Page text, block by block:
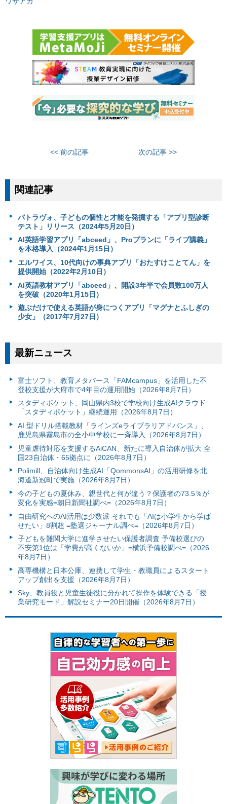
<< 前の記事 次の記事 >>
関連記事
バトラヴォ、子どもの個性と才能を発掘する「アプリ型診断
テスト」リリース（2024年5月20日）
AI英語学習アプリ「abceed」、Proプランに「ライブ講義」
を本格導入（2024年1月15日）
エルワイス、10代向けの事典アプリ「おたすけことてん」を
提供開始（2022年2月10日）
AI英語教材アプリ「abceed」、開設3年半で会員数100万人
を突破（2020年1月15日）
遊ぶだけで使える英語が身につくアプリ「マグナとふしぎの
少女」（2017年7月27日）
最新ニュース
富⼠ソフト、教育メタバース「FAMcampus」を活用した不
登校支援が大府市で4年目の運用開始（2026年8月7日）
スタディポケット、岡山県内3校で学校向け生成AIクラウド
「スタディポケット」継続運用（2026年8月7日）
AI 型ドリル搭載教材「ラインズeライブラリアドバンス」、
鹿児島県霧島市の全小中学校に一斉導入（2026年8月7日）
児童虐待対応を支援するAiCAN、新たに導入自治体が拡大 全
国23自治体・65拠点に（2026年8月7日）
Polimill、自治体向け生成AI「QommonsAI」の活用研修を北
海道新冠町で実施（2026年8月7日）
今の子どもの夏休み、親世代と何が違う？保護者の73.5％が
変化を実感=朝日新聞社調べ=（2026年8月7日）
自由研究へのAI活用は少数派-それでも「AIは小学生から学ば
せたい」8割超 =塾選ジャーナル調べ=（2026年8月7日）
子どもを難関大学に進学させたい保護者調査 予備校選びの
不安第1位は「学費が高くないか」=横浜予備校調べ=（2026
年8月7日）
高専機構と日本公庫、連携して学生・教職員によるスタート
アップ創出を支援（2026年8月7日）
Sky、教員役と児童生徒役に分かれて操作を体験できる「授
業研究モード」解説セミナー20日開催（2026年8月7日）